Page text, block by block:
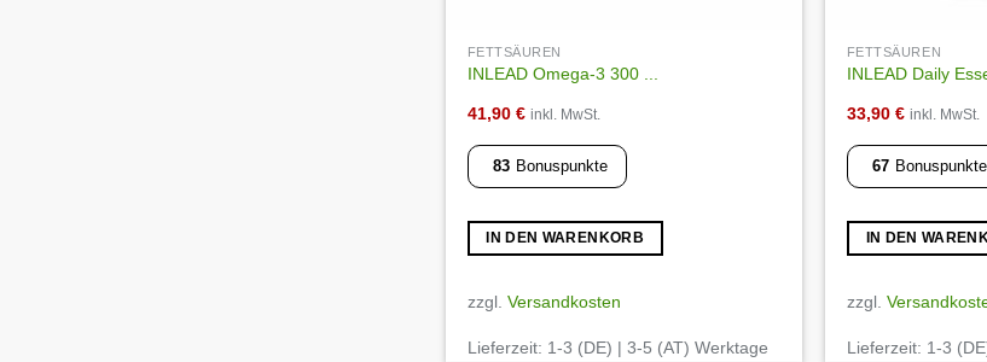
FETTSÄUREN
INLEAD Omega-3 300 ...
41,90 € inkl. MwSt.
83 Bonuspunkte
IN DEN WARENKORB
zzgl. Versandkosten
Lieferzeit: 1-3 (DE) | 3-5 (AT) Werktage
FETTSÄUREN
INLEAD Daily
33,90 € inkl. MwSt.
67 Bonuspunkte
IN DEN
zzgl.
Lieferzeit: 1-3